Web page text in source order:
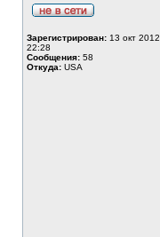
Зарегистрирован: 13 окт 2012
22:28
Сообщения: 58
Откуда: USA